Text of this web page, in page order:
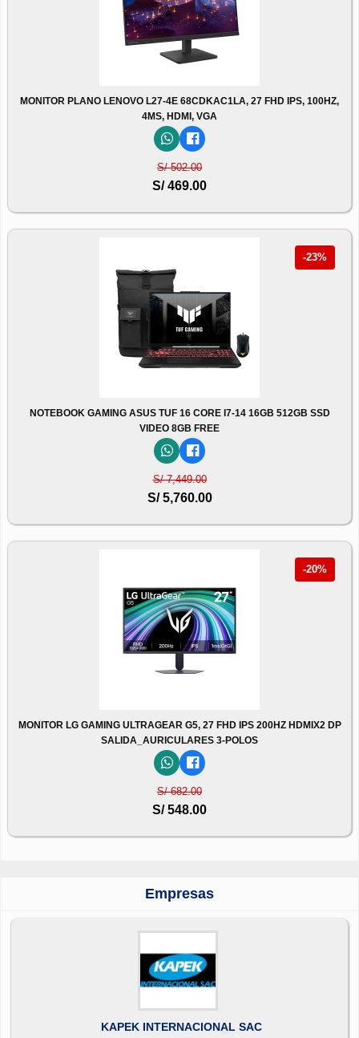
MONITOR PLANO LENOVO L27-4E 68CDKAC1LA, 27 FHD IPS, 100HZ,
4MS, HDMI, VGA
S/ 502.00
S/ 469.00
-23%
NOTEBOOK GAMING ASUS TUF 16 CORE I7-14 16GB 512GB SSD
VIDEO 8GB FREE
S/ 7,449.00
S/ 5,760.00
-20%
MONITOR LG GAMING ULTRAGEAR G5, 27 FHD IPS 200HZ HDMIX2 DP
SALIDA_AURICULARES 3-POLOS
S/ 682.00
S/ 548.00
Empresas
KAPEK INTERNACIONAL SAC